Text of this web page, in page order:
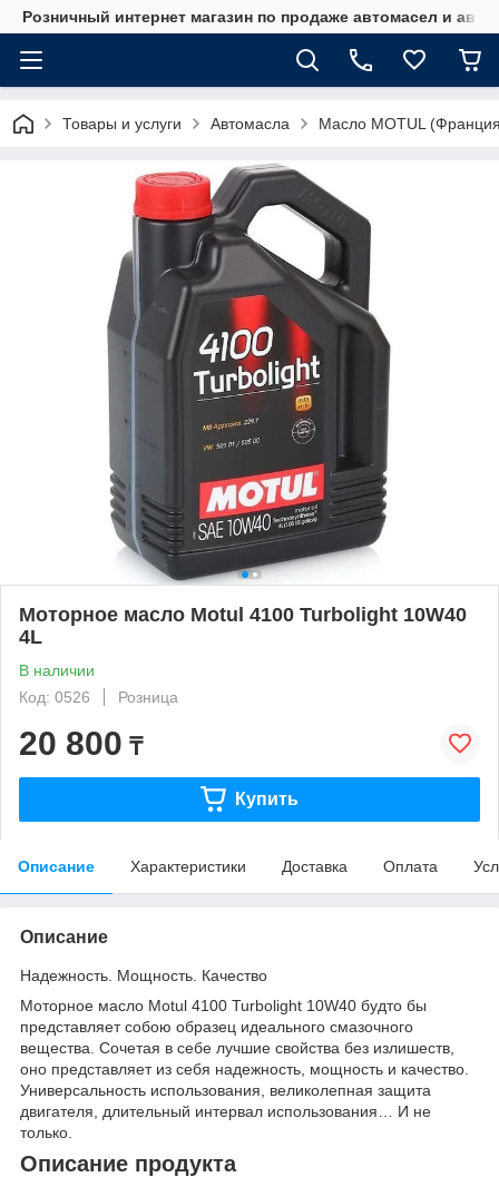
Розничный интернет магазин по продаже автомасел и
Товары и услуги Автомасла Масло MOTUL
Моторное масло Motul 4100 Turbolight 10W40
4L
В наличии
Код: 0526
Розница
20 800 ₸
Купить
Описание Характеристики Доставка Оплата
Описание
Надежность. Мощность. Качество
Моторное масло Motul 4100 Turbolight 10W40 будто бы
представляет собою образец идеального смазочного
вещества. Сочетая в себе лучшие свойства без излишеств,
оно представляет из себя надежность, мощность и качество.
Универсальность использования, великолепная защита
двигателя, длительный интервал использования… И не
только.
Описание продукта